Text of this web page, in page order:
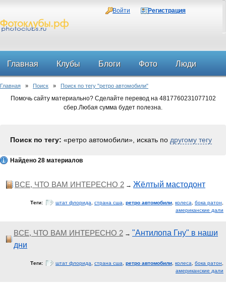
Войти Регистрация
Главная Клубы Блоги Фото Люди
Форум
Главная » Поиск » Поиск по тегу "ретро автомобили"
Помочь сайту материально? Сделайте перевод на 4817760231077102
сбер.Любая сумма будет полезна.
Поиск по тегу: «ретро автомобили», искать по другому тегу
Найдено 28 материалов
ВСЕ, ЧТО ВАМ ИНТЕРЕСНО 2 → Жёлтый мастодонт
Теги: штат флорида страна сша ретро автомобили колеса бока ратон
американские дали
ВСЕ, ЧТО ВАМ ИНТЕРЕСНО 2 → "Антилопа Гну" в наши
дни
Теги: штат флорида страна сша ретро автомобили колеса бока ратон
американские дали